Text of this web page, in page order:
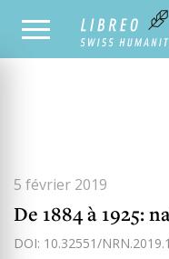
TOUS LES NUMÉROS
5 février 2019
De 1884 à 1925:
DOI: 10.32551/